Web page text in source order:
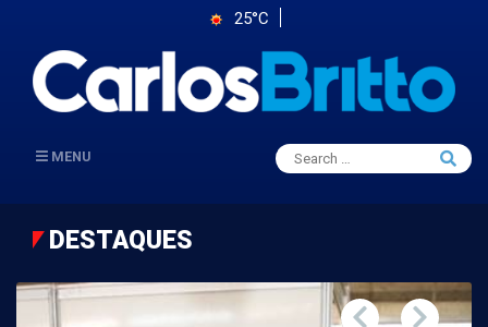
25°C
MENU
Search
for:
Search
DESTAQUES